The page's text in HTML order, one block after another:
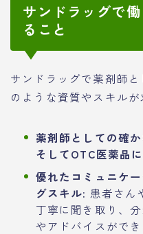
サンドラッグで
ること
サンドラッグで薬剤師
のような資質やスキル
薬剤師としての確
そしてOTC医薬品
優れたコミュニケ
グスキル: 患者さん
丁寧に聞き取り、
やアドバイスができ